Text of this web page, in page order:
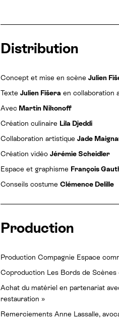
Distribution
Concept et mise en scène Julien
Texte Julien Fišera en collaboration
Avec Martin Nikonoff
Création culinaire Lila Djeddi
Collaboration artistique Jade
Création vidéo Jérémie Scheidler
Espace et graphisme François
Conseils costume Clémence Delille
Production
Production Compagnie Espace
Coproduction Les Bords de Scènes
Achat du matériel en partenariat
restauration »
Remerciements Anne Lassalle,